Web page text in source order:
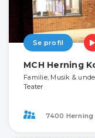
Se profil
MCH Herning
Familie, Musik &
Teater
7400 Herning